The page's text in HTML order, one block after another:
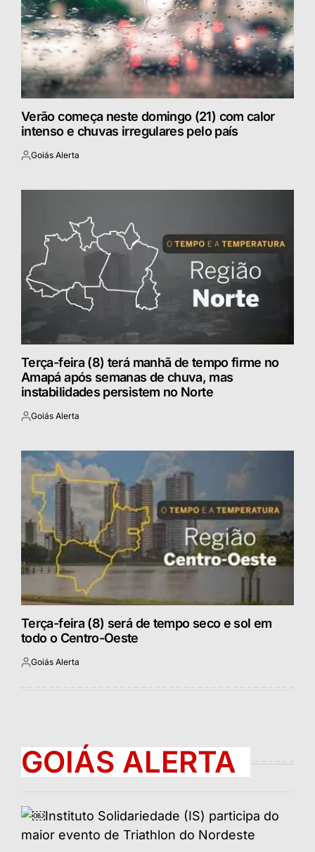
Verão começa neste domingo (21) com calor
intenso e chuvas irregulares pelo país
Postado
Goiás Alerta
Terça-feira (8) terá manhã de tempo firme no
Amapá após semanas de chuva, mas
instabilidades persistem no Norte
Postado
Goiás Alerta
Terça-feira (8) será de tempo seco e sol em
todo o Centro-Oeste
Postado
Goiás Alerta
GOIÁS ALERTA